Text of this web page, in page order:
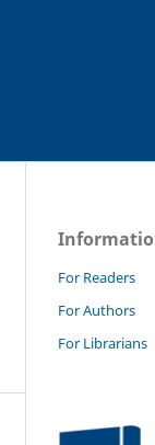
For Readers
For Authors
For Librarians